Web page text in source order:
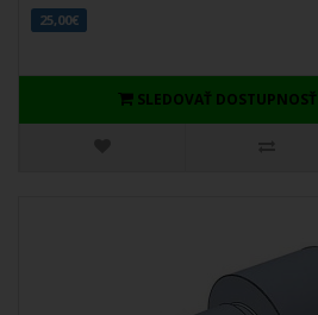
25,00€
SLEDOVAŤ DOSTUPNOSŤ